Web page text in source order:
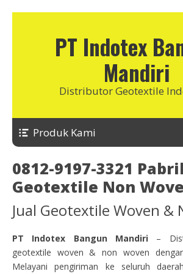
PT Indotex
Mandiri
Distributor Geotextile
Produk Kami
0812-9197-3321
Geotextile Non
Jual Geotextile Woven &
PT Indotex Bangun Mandiri –
geotextile woven & non woven
Melayani pengiriman ke seluruh